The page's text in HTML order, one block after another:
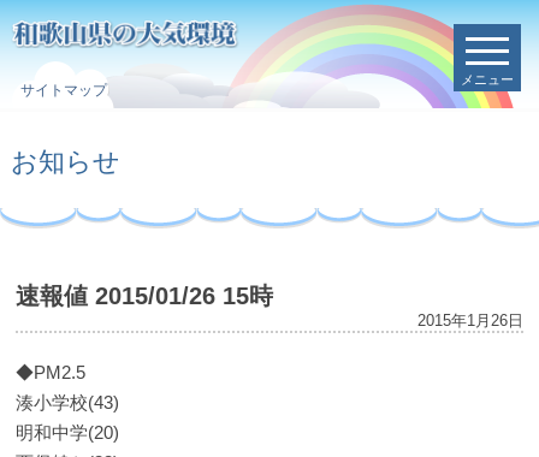
サイトマップ
メニュー
お知らせ
速報値 2015/01/26 15時
2015年1月26日
◆PM2.5
湊小学校(43)
明和中学(20)